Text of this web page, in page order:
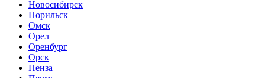
Новосибирск
Норильск
Омск
Орел
Оренбург
Орск
Пенза